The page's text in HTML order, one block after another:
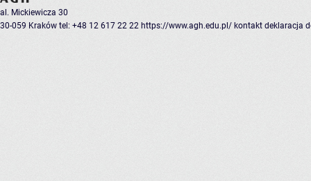
al. Mickiewicza 30
30-059 Kraków tel: +48 12 617 22 22 https://www.agh.edu.pl/ kontakt deklaracja